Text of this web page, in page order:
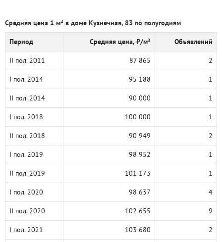
Средняя цена 1 м² в доме Кузнечная, 83 по полугодиям
Период Средняя цена, ₽/м² Объявлений
II пол. 2011 87 865 2
I пол. 2014 95 188 1
II пол. 2014 90 000 1
I пол. 2018 100 000 1
II пол. 2018 90 949 2
I пол. 2019 98 952 1
II пол. 2019 101 173 1
I пол. 2020 98 637 4
II пол. 2020 102 655 9
I пол. 2021 103 680 2